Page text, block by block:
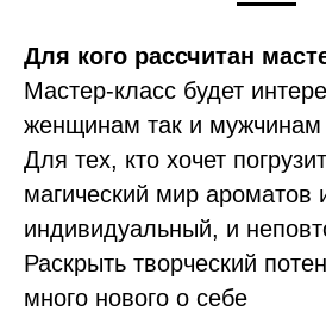
Для кого рассчитан
Мастер-класс будет
женщинам так и мужчинам
Для тех, кто хочет
магический мир ароматов
индивидуальный, и
Раскрыть творческий
много нового о себе